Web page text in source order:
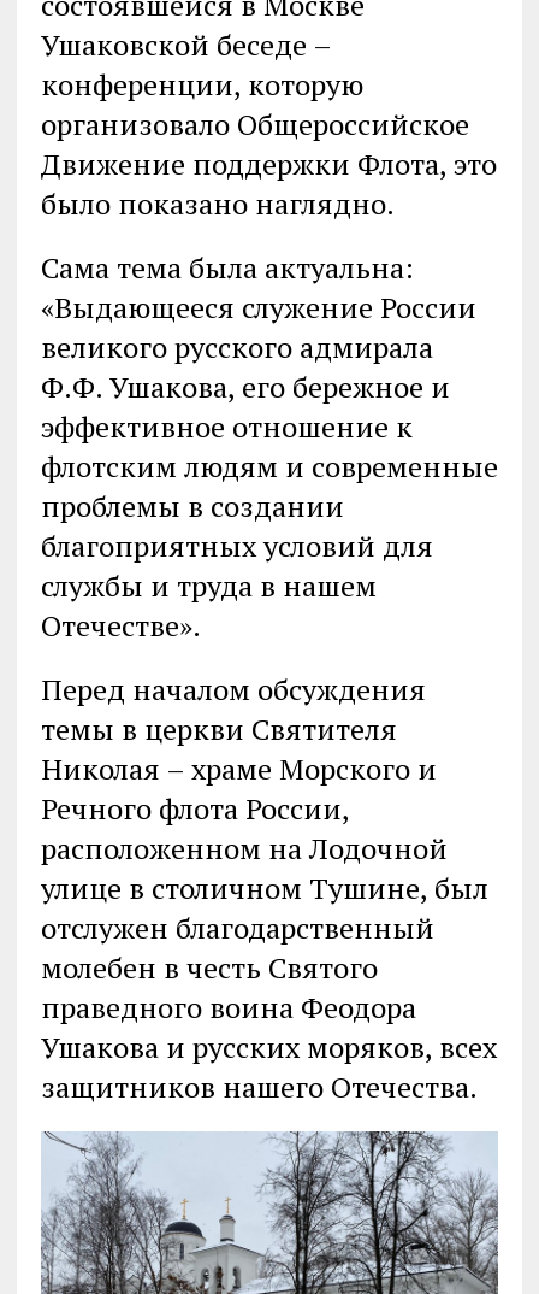
Ушаковской беседе –
конференции, которую
организовало Общероссийское
Движение поддержки Флота, это
было показано наглядно.
Сама тема была актуальна:
«Выдающееся служение России
великого русского адмирала
Ф.Ф. Ушакова, его бережное и
эффективное отношение к
флотским людям и современные
проблемы в создании
благоприятных условий для
службы и труда в нашем
Отечестве».
Перед началом обсуждения
темы в церкви Святителя
Николая – храме Морского и
Речного флота России,
расположенном на Лодочной
улице в столичном Тушине, был
отслужен благодарственный
молебен в честь Святого
праведного воина Феодора
Ушакова и русских моряков, всех
защитников нашего Отечества.